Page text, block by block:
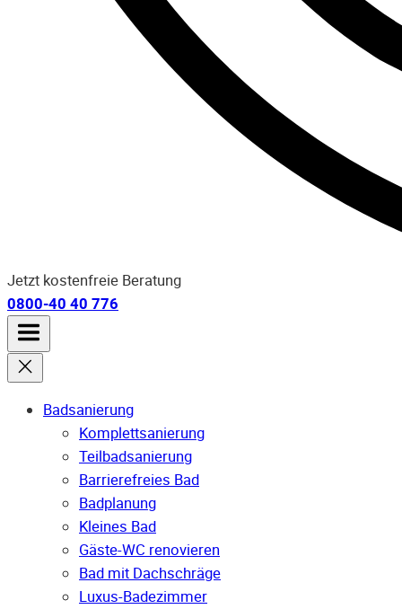
Jetzt kostenfreie Beratung
0800-40 40 776
Badsanierung
Komplettsanierung
Teilbadsanierung
Barrierefreies Bad
Badplanung
Kleines Bad
Gäste-WC renovieren
Bad mit Dachschräge
Luxus-Badezimmer